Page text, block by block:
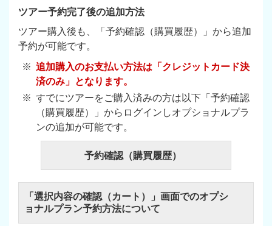
ツアー予約完了後の追加方法
ツアー購入後も、「予約確認（購買履歴）」から追加
予約が可能です。
追加購入のお支払い方法は「クレジットカード決
済のみ」となります。
すでにツアーをご購入済みの方は以下「予約確認
（購買履歴）」からログインしオプショナルプラ
ンの追加が可能です。
予約確認（購買履歴）
「選択内容の確認（カート）」画面でのオプシ
ョナルプラン予約方法について